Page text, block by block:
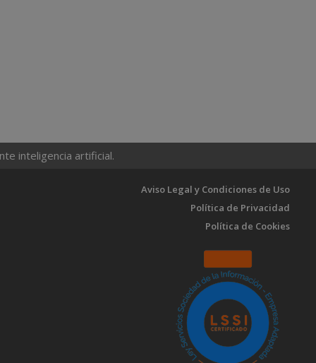
inteligencia artificial.
Aviso Legal y Condiciones de Uso
Política de Privacidad
Política de Cookies